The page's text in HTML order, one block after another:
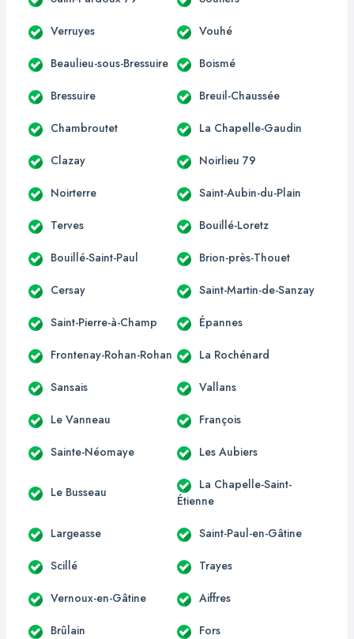
Verruyes Vouhé
Beaulieu-sous-Bressuire Boismé
Bressuire Breuil-Chaussée
Chambroutet La Chapelle-Gaudin
Clazay Noirlieu 79
Noirterre Saint-Aubin-du-Plain
Terves Bouillé-Loretz
Bouillé-Saint-Paul Brion-près-Thouet
Cersay Saint-Martin-de-Sanzay
Saint-Pierre-à-Champ Épannes
Frontenay-Rohan-Rohan La Rochénard
Sansais Vallans
Le Vanneau François
Sainte-Néomaye Les Aubiers
Le Busseau
La Chapelle-Saint-
Étienne
Largeasse Saint-Paul-en-Gâtine
Scillé Trayes
Vernoux-en-Gâtine Aiffres
Brûlain Fors